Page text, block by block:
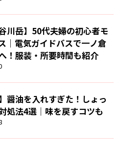
川岳】50代夫婦の初心者モ
｜電気ガイドバスで一ノ倉
！服装・所要時間も紹介
醤油を入れすぎた！しょっ
処法4選｜味を戻すコツも